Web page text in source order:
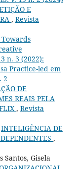
E
, Revista
n. 3 (2022):
Practice-led em
2
DE
REAIS PELA
, Revista
INTELIGÊNCIA DE
,
Gisela